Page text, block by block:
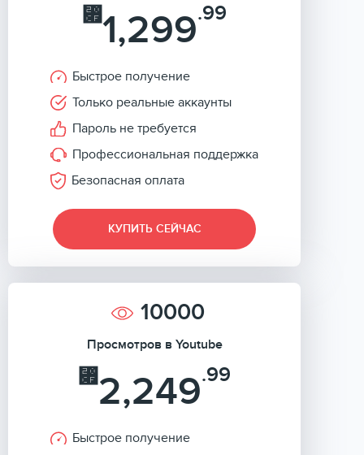
⃏1,299.99
Быстрое получение
Только реальные аккаунты
Пароль не требуется
Профессиональная поддержка
Безопасная оплата
КУПИТЬ СЕЙЧАС
10000
Просмотров в Youtube
⃏2,249.99
Быстрое получение